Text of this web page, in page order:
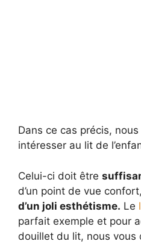
Dans ce cas précis,
intéresser au lit de
Celui-ci doit être
d’un point de vue
d’un joli esthétisme. Le
parfait exemple et pour
douillet du lit, nous vous